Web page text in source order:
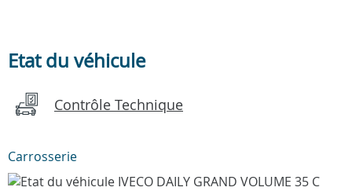
Etat du véhicule
Contrôle Technique
Carrosserie